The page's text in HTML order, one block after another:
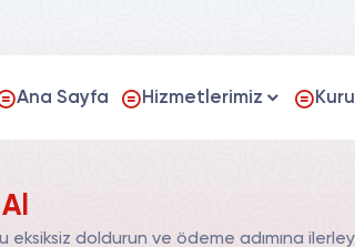
Ana Sayfa Hizmetlerimiz
doldurun ve ödeme adımına